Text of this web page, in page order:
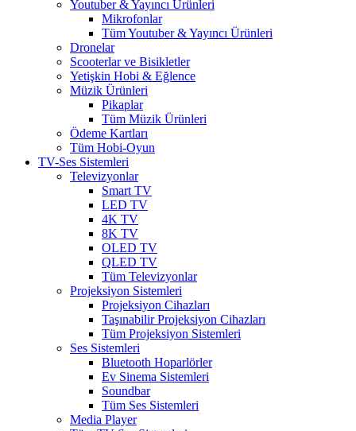
Youtuber & Yayıncı Ürünleri
Mikrofonlar
Tüm Youtuber & Yayıncı Ürünleri
Dronelar
Scooterlar ve Bisikletler
Yetişkin Hobi & Eğlence
Müzik Ürünleri
Pikaplar
Tüm Müzik Ürünleri
Ödeme Kartları
Tüm Hobi-Oyun
TV-Ses Sistemleri
Televizyonlar
Smart TV
LED TV
4K TV
8K TV
OLED TV
QLED TV
Tüm Televizyonlar
Projeksiyon Sistemleri
Projeksiyon Cihazları
Taşınabilir Projeksiyon Cihazları
Tüm Projeksiyon Sistemleri
Ses Sistemleri
Bluetooth Hoparlörler
Ev Sinema Sistemleri
Soundbar
Tüm Ses Sistemleri
Media Player